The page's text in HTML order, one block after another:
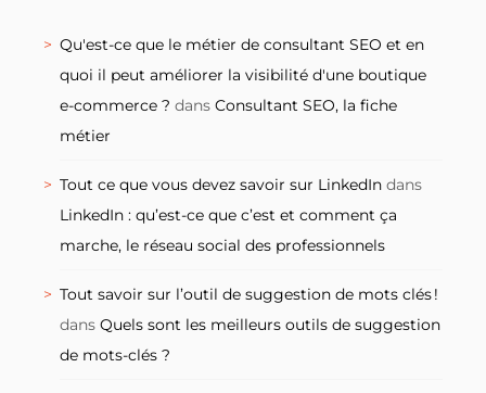
Qu'est-ce que le métier de consultant SEO et en
quoi il peut améliorer la visibilité d'une boutique
e-commerce ? dans Consultant SEO, la fiche
métier
Tout ce que vous devez savoir sur LinkedIn dans
LinkedIn : qu’est-ce que c’est et comment ça
marche, le réseau social des professionnels
Tout savoir sur l’outil de suggestion de mots clés !
dans Quels sont les meilleurs outils de suggestion
de mots-clés ?